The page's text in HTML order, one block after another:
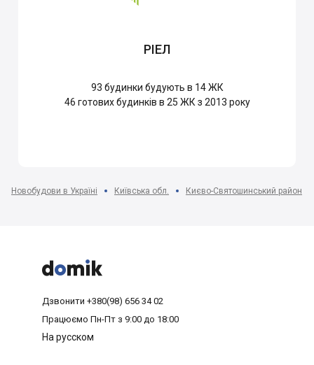
РІЕЛ
93 будинки будують в 14 ЖК
46 готових будинків в 25 ЖК з 2013 року
Новобудови в Україні Київська обл. Києво-Святошинський район



Дзвонити +380(98) 656 34 02
Працюємо Пн-Пт з 9:00 до 18:00
На русском